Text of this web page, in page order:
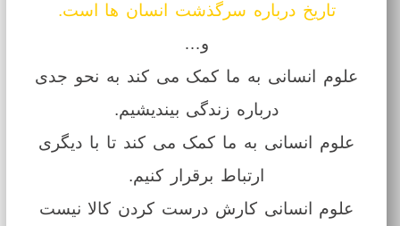
تاریخ درباره سرگذشت انسان ها است.
و…
علوم انسانی به ما کمک می کند به نحو جدی
درباره زندگی بیندیشیم.
علوم انسانی به ما کمک می کند تا با دیگری
ارتباط برقرار کنیم.
علوم انسانی کارش درست کردن کالا نیست